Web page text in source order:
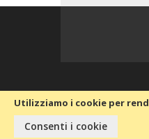
Utilizziamo i cookie per
Consenti i cookie
Copyright © 2020